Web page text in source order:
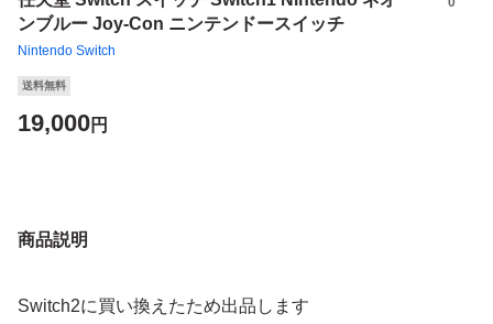
ンブルー Joy-Con ニンテンドースイッチ
Nintendo Switch
送料無料
19,000円
商品説明
Switch2に買い換えたため出品します